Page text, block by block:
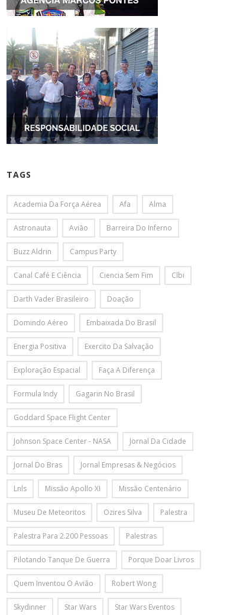
TAGS
Academia Da Força Aérea Afa Alma
Astronauta Avião Barreira Do Inferno
Buzz Aldrin Campus Party
Canal Café E Ciência Ciencia Sem Fim Clbi
Darth Vader Brasileiro Doação
Domindo Aéreo Embaixada Do Brasil
Energia Positiva Exercito Da Salvação
Exploração Espacial Faça A Diferença
Formula Indy Gagarin No Brasil
Goddard Space Flight Center
Johnson Space Center - NASA Jornal Da Cidade
Jornal Do Bras Jornal Empresas & Negócios
Lnls Missão Apollo XI Missão Centenário
Museu De Meteoritos Ozires Silva Palestra
Palestra Para 2.200 Pessoas Palestras
Pilotando Tanque De Guerra Porque Doar Livros
Quem Inventou O Avião Robert Wong
Skydinner Star Wars Star Wars Eventos